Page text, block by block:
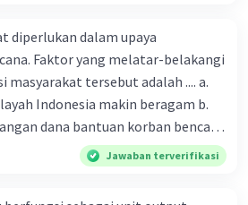
diperlukan dalam upaya
Faktor yang melatar-belakangi
tersebut adalah .... a.
Indonesia makin beragam b.
dana bantuan korban bencana
pendidikan kebencanaan
rendah d. masyarakat
Jawaban terverifikasi